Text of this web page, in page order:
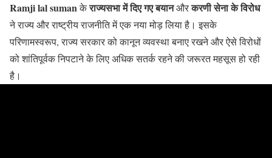
Ramji lal sumanकेराज्यसभा में दिए गए बयानऔरकरणी सेना के विरोध
ने राज्य और राष्ट्रीय राजनीति में एक नया मोड़ लिया है। इसके
परिणामस्वरूप, राज्य सरकार को कानून व्यवस्था बनाए रखने और ऐसे विरोधों
को शांतिपूर्वक निपटाने के लिए अधिक सतर्क रहने की जरूरत महसूस हो रही
है।